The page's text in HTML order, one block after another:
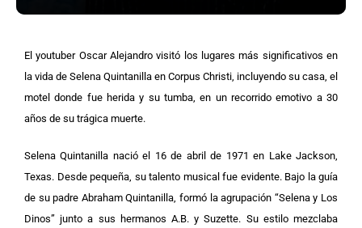
El youtuber Oscar Alejandro visitó los lugares más significativos en
la vida de Selena Quintanilla en Corpus Christi, incluyendo su casa, el
motel donde fue herida y su tumba, en un recorrido emotivo a 30
años de su trágica muerte.
Selena Quintanilla nació el 16 de abril de 1971 en Lake Jackson,
Texas. Desde pequeña, su talento musical fue evidente. Bajo la guía
de su padre Abraham Quintanilla, formó la agrupación “Selena y Los
Dinos” junto a sus hermanos A.B. y Suzette. Su estilo mezclaba